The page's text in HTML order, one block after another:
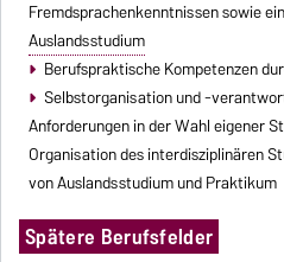
Fremdsprachenkenntnissen sowie
Auslandsstudium
Berufspraktische Kompetenzen
Selbstorganisation und -
Anforderungen in der Wahl eigener
Organisation des interdisziplinären
von Auslandsstudium und Praktikum
Spätere Berufsfelder